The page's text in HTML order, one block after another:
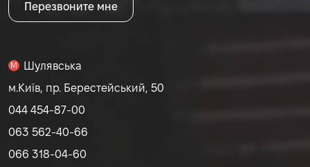
Перезвоните мне
M
Шулявська
м.Київ, пр. Берестейський, 50
044 454-87-00
063 562-40-66
066 318-04-60